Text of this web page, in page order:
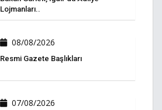
Lojmanları..
08/08/2026
Resmi Gazete Başlıkları
07/08/2026